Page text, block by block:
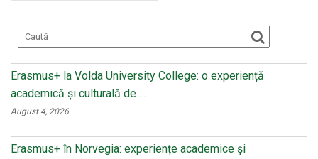
Erasmus+ la Volda University College: o experiență
academică și culturală de …
August 4, 2026
Erasmus+ în Norvegia: experiențe academice și